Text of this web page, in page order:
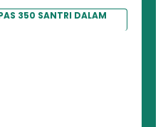
350 SANTRI DALAM